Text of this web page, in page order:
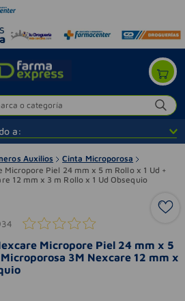
o categoría
a:
Auxilios
Cinta Microporosa
Piel 24 mm x 5 m Rollo x 1 Ud +
12 mm x 3 m Rollo x 1 Ud Obsequio
Micropore Piel 24 mm x 5
3M Nexcare 12 mm x